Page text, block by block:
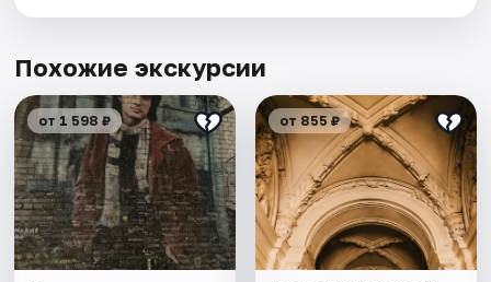
Похожие экскурсии
от 1 598 ₽ от 855 ₽